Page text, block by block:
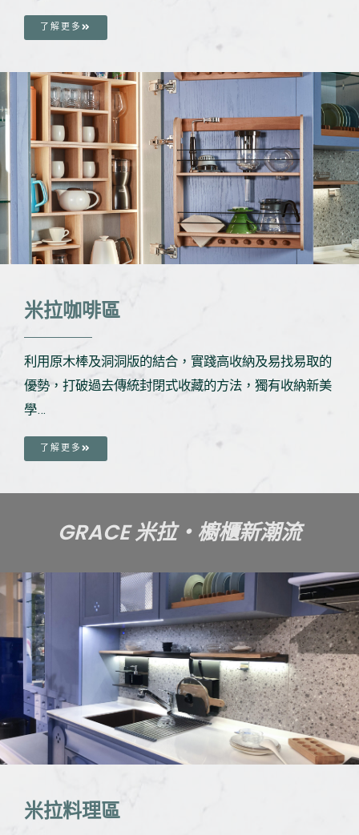
了解更多
米拉咖啡區
利用原木棒及洞洞版的結合，實踐高收納及易找易取的
優勢，打破過去傳統封閉式收藏的方法，獨有收納新美
學…
了解更多
GRACE 米拉・櫥櫃新潮流
米拉料理區